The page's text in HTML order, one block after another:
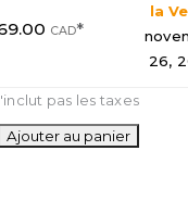
CAD*
la
26,
pas les taxes